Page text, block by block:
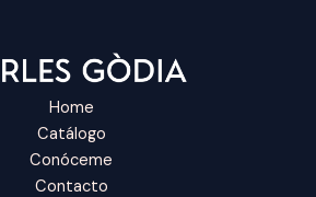
Home
Catálogo
Conóceme
Contacto